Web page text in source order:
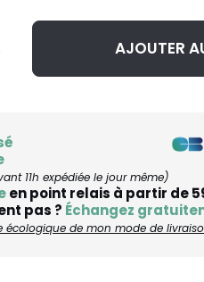
AJOUTER
11h expédiée le jour même)
en point relais à partir de
pas ? Échangez
écologique de mon mode de